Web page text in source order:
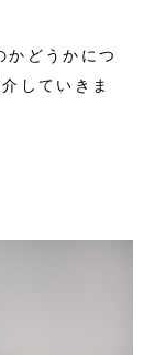
かどうかにつ
していきま